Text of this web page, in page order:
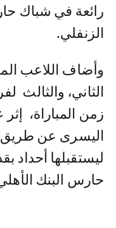
رائعة في شباك
الزنفلي.
وأضاف اللاعب
زمن المباراة،
اليسرى عن
ليستقبلها أحداد
حارس البنك